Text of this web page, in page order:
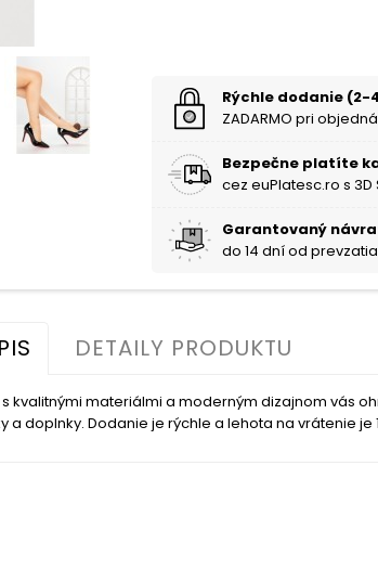
Rýchle dodanie (2-
ZADARMO pri
Bezpečne platíte
cez euPlatesc.ro s 3D
Garantovaný
do 14 dní od
DETAILY PRODUKTU
kvalitnými materiálmi a moderným dizajnom vás
doplnky. Dodanie je rýchle a lehota na vrátenie je